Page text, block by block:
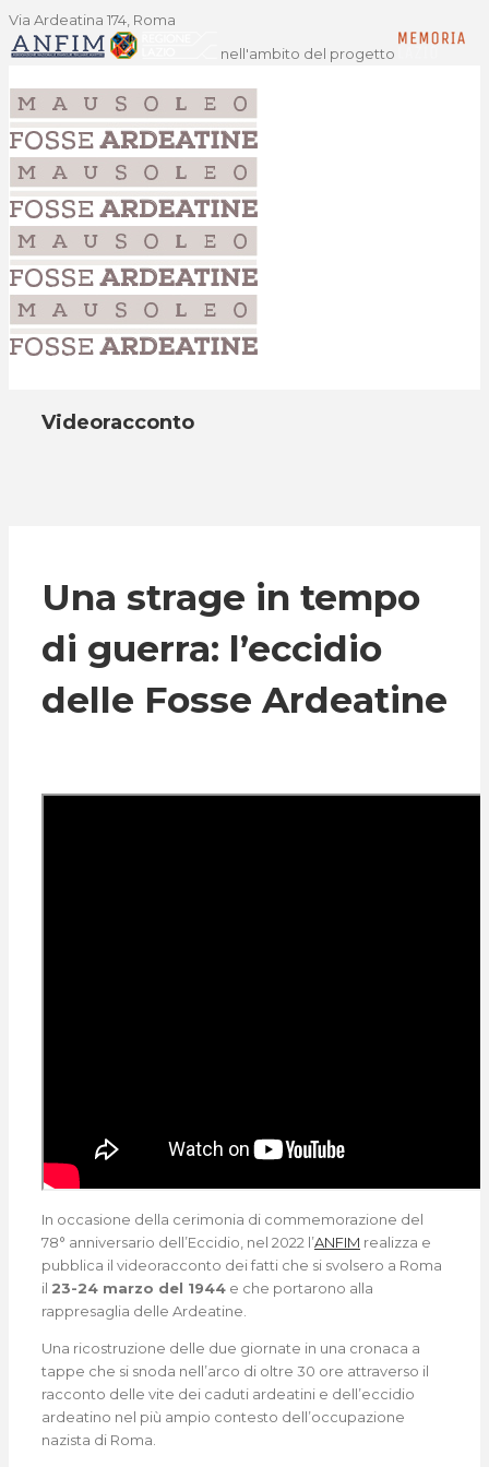
Via Ardeatina 174, Roma
nell'ambito del progetto
Videoracconto
Una strage in tempo
di guerra: l’eccidio
delle Fosse Ardeatine
In occasione della cerimonia di commemorazione del
78° anniversario dell’Eccidio, nel 2022 l’ANFIM realizza e
pubblica il videoracconto dei fatti che si svolsero a Roma
il 23-24 marzo del 1944 e che portarono alla
rappresaglia delle Ardeatine.
Una ricostruzione delle due giornate in una cronaca a
tappe che si snoda nell’arco di oltre 30 ore attraverso il
racconto delle vite dei caduti ardeatini e dell’eccidio
ardeatino nel più ampio contesto dell’occupazione
nazista di Roma.